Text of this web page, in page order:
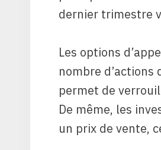
dernier trimestre
Les options
nombre d’actions
permet de
De même, les
un prix de vente,